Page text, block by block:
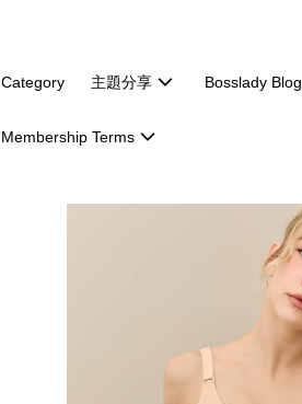
Category 主題分享 Bosslady Blog
Membership Terms